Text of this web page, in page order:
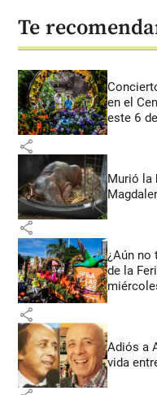
Te
en el
este 6
share
Murió la
share
¿Aún no
de la
share
Adiós a
vida